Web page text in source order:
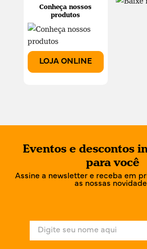
Conheça nossos
produtos
LOJA ONLINE
Eventos e descontos
para você
Assine a newsletter e receba em
as nossas